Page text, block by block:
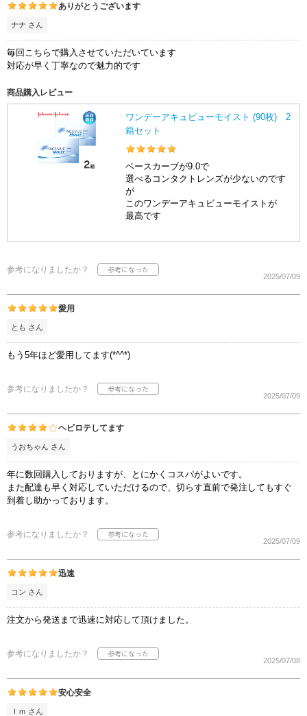
ありがとうございます
ナナ さん
毎回こちらで購入させていただいています
対応が早く丁寧なので魅力的です
商品購入レビュー
ワンデーアキュビューモイスト (90枚) 2
箱セット
ベースカーブが9.0で
選べるコンタクトレンズが少ないのです
が
このワンデーアキュビューモイストが
最高です
参考になりましたか？
2025/07/09
愛用
とも さん
もう5年ほど愛用してます(*^^*)
参考になりましたか？
2025/07/09
ヘビロテしてます
うおちゃん さん
年に数回購入しておりますが、とにかくコスパがよいです。
また配達も早く対応していただけるので、切らす直前で発注してもすぐ
到着し助かっております。
参考になりましたか？
2025/07/09
迅速
コン さん
注文から発送まで迅速に対応して頂けました。
参考になりましたか？
2025/07/08
安心安全
Ｉｍ さん